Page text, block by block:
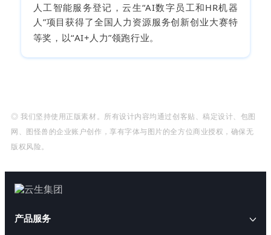
人工智能服务登记，云生“AI数字员工和HR机器
人”项目获得了全国人力资源服务创新创业大赛特
等奖，以“AI+人力”领跑行业。
◎ 我们坚持使用正版素材。所有设计内容均通过创客贴、稿定设计、包图
网、图怪兽的企业账户创作，享有字体与图片的全方位商业授权，确保无
版权风险。
产品服务